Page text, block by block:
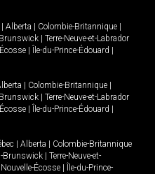
Alberta Colombie-Britannique
Terre-Neuve-et-Labrador
Île-du-Prince-Édouard
Colombie-Britannique
Terre-Neuve-et-Labrador
Île-du-Prince-Édouard
Alberta
Colombie-Britannique
Brunswick
Terre-Neuve-et-
Nouvelle-Écosse
Île-du-Prince-